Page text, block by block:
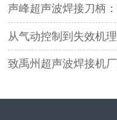
声峰超声波焊接刀柄
从气动控制到失效机理：必能信
致禹州超声波焊接机厂家：行业